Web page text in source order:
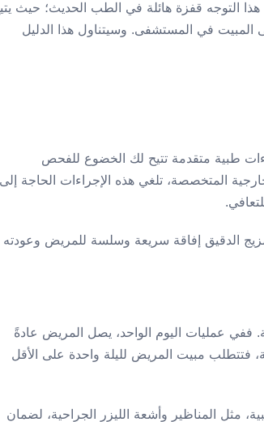
التوجه قفزة هائلة في الطب الحديث؛ حيث
المبيت في المستشفى. وسيتناول هذا الدليل
طبية متقدمة تتيح لك الخضوع للفحص
المتخصصة، تلغي هذه الإجراءات الحاجة إلى
الدقيق إفاقة سريعة وسلسة للمريض وعودته
ففي عمليات اليوم الواحد، يصل المريض عادةً
فتتطلب مبيت المريض لليلة واحدة على الأقل
مثل المناظير وأشعة الليزر الجراحية، لضمان